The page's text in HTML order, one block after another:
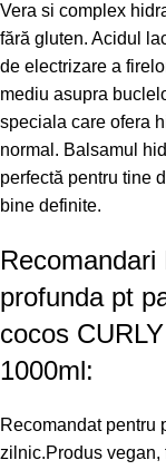
Vera si complex
fără gluten. Acidul
de electrizare a
mediu asupra
speciala care ofera
normal. Balsamul
perfectă pentru tine
bine definite.
profunda pt
cocos
1000ml:
Recomandat pentru
zilnic.Produs vegan,